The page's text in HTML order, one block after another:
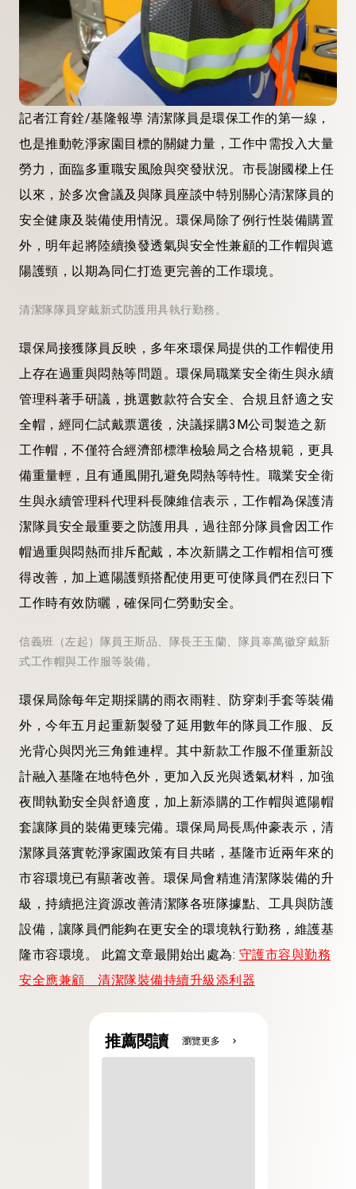
記者江育銓/基隆報導 清潔隊員是環保工作的第一線，
也是推動乾淨家園目標的關鍵力量，工作中需投入大量
勞力，面臨多重職安風險與突發狀況。市長謝國樑上任
以來，於多次會議及與隊員座談中特別關心清潔隊員的
安全健康及裝備使用情況。環保局除了例行性裝備購置
外，明年起將陸續換發透氣與安全性兼顧的工作帽與遮
陽護頸，以期為同仁打造更完善的工作環境。
清潔隊隊員穿戴新式防護用具執行勤務。
環保局接獲隊員反映，多年來環保局提供的工作帽使用
上存在過重與悶熱等問題。環保局職業安全衛生與永續
管理科著手研議，挑選數款符合安全、合規且舒適之安
全帽，經同仁試戴票選後，決議採購3M公司製造之新
工作帽，不僅符合經濟部標準檢驗局之合格規範，更具
備重量輕，且有通風開孔避免悶熱等特性。職業安全衛
生與永續管理科代理科長陳維信表示，工作帽為保護清
潔隊員安全最重要之防護用具，過往部分隊員會因工作
帽過重與悶熱而排斥配戴，本次新購之工作帽相信可獲
得改善，加上遮陽護頸搭配使用更可使隊員們在烈日下
工作時有效防曬，確保同仁勞動安全。
信義班（左起）隊員王斯品、隊長王玉蘭、隊員辜萬徽穿戴新
式工作帽與工作服等裝備。
環保局除每年定期採購的雨衣雨鞋、防穿刺手套等裝備
外，今年五月起重新製發了延用數年的隊員工作服、反
光背心與閃光三角錐連桿。其中新款工作服不僅重新設
計融入基隆在地特色外，更加入反光與透氣材料，加強
夜間執勤安全與舒適度，加上新添購的工作帽與遮陽帽
套讓隊員的裝備更臻完備。環保局局長馬仲豪表示，清
潔隊員落實乾淨家園政策有目共睹，基隆市近兩年來的
市容環境已有顯著改善。環保局會精進清潔隊裝備的升
級，持續挹注資源改善清潔隊各班隊據點、工具與防護
設備，讓隊員們能夠在更安全的環境執行勤務，維護基
隆市容環境。 此篇文章最開始出處為: 守護市容與勤務
安全應兼顧 清潔隊裝備持續升級添利器
推薦閱讀 瀏覽更多 chevron_right